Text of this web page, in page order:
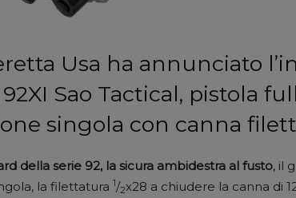
Usa ha annunciato
Sao Tactical, pistola
singola con canna
della serie 92, la sicura ambidestra al fusto, il
la filettatura 1/2x28 a chiudere la canna di